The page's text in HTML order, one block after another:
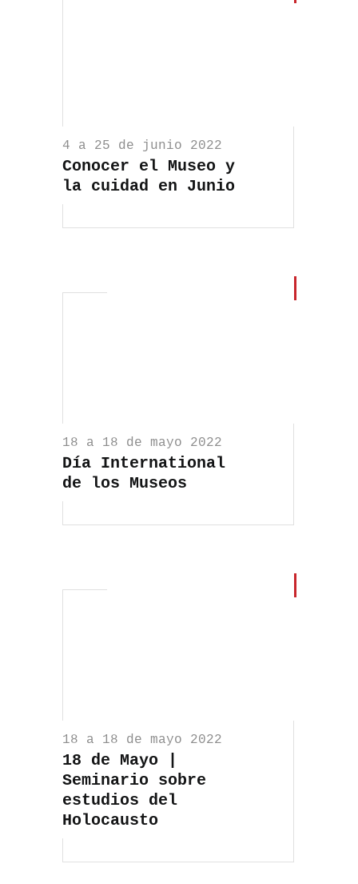
4 a 25 de junio 2022
Conocer el Museo y
la cuidad en Junio
18 a 18 de mayo 2022
Día International
de los Museos
18 a 18 de mayo 2022
18 de Mayo |
Seminario sobre
estudios del
Holocausto